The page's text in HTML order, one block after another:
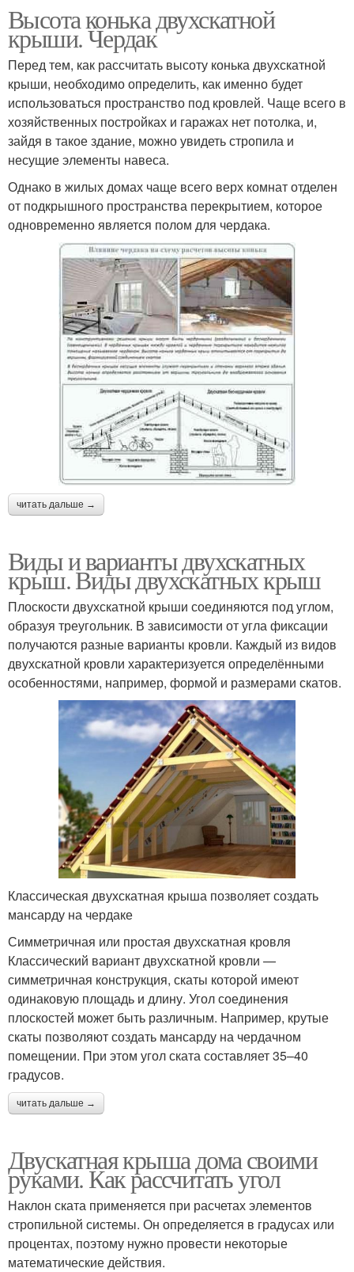
Высота конька двухскатной
крыши. Чердак
Перед тем, как рассчитать высоту конька двухскатной
крыши, необходимо определить, как именно будет
использоваться пространство под кровлей. Чаще всего в
хозяйственных постройках и гаражах нет потолка, и,
зайдя в такое здание, можно увидеть стропила и
несущие элементы навеса.
Однако в жилых домах чаще всего верх комнат отделен
от подкрышного пространства перекрытием, которое
одновременно является полом для чердака.
читать дальше →
Виды и варианты двухскатных
крыш. Виды двухскатных крыш
Плоскости двухскатной крыши соединяются под углом,
образуя треугольник. В зависимости от угла фиксации
получаются разные варианты кровли. Каждый из видов
двухскатной кровли характеризуется определёнными
особенностями, например, формой и размерами скатов.
Классическая двухскатная крыша позволяет создать
мансарду на чердаке
Симметричная или простая двухскатная кровля
Классический вариант двухскатной кровли —
симметричная конструкция, скаты которой имеют
одинаковую площадь и длину. Угол соединения
плоскостей может быть различным. Например, крутые
скаты позволяют создать мансарду на чердачном
помещении. При этом угол ската составляет 35–40
градусов.
читать дальше →
Двускатная крыша дома своими
руками. Как рассчитать угол
Наклон ската применяется при расчетах элементов
стропильной системы. Он определяется в градусах или
процентах, поэтому нужно провести некоторые
математические действия.